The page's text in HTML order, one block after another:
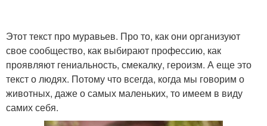
Этот текст про муравьев. Про то, как они организуют
свое сообщество, как выбирают профессию, как
проявляют гениальность, смекалку, героизм. А еще это
текст о людях. Потому что всегда, когда мы говорим о
животных, даже о самых маленьких, то имеем в виду
самих себя.